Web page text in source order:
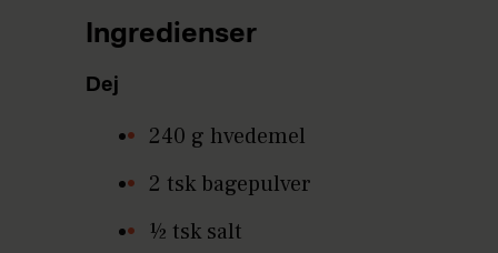
Ingredienser
Dej
240 g hvedemel
2 tsk bagepulver
½ tsk salt